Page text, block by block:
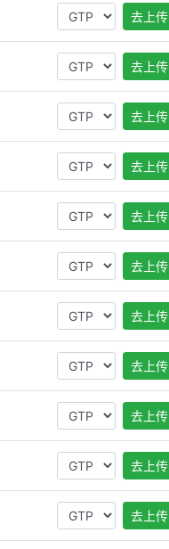
去上传
去上传
去上传
去上传
去上传
去上传
去上传
去上传
去上传
去上传
去上传